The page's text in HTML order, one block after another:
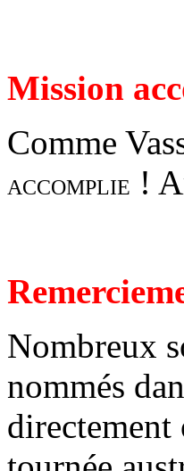
Mission
Comme
ACCOMPLIE !
Nombreux
nommés